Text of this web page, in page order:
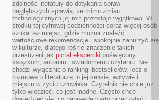
zdolność literatury do dotykania spraw
najgłębszych sprawia, że mimo zmian
technologicznych jej rola pozostaje wyjątkowa. W
środku tej cyfrowej codzienności coraz więcej osób
szuka też miejsc, gdzie można znaleźć
wartościowe rekomendacje i spokojnie zanurzyć się
w kulturze, dlatego rośnie znaczenie takich
przestrzeni jak portal ekspercki poświęcony
książkom, autorom i świadomemu czytaniu. Nie
chodzi wyłącznie o rankingi bestsellerów, lecz o
rozmowę o literaturze, o jej sensie, wpływie i
miejscu w życiu człowieka. Czytelnik nie chce już
tylko wiedzieć, co jest modne. Często chce